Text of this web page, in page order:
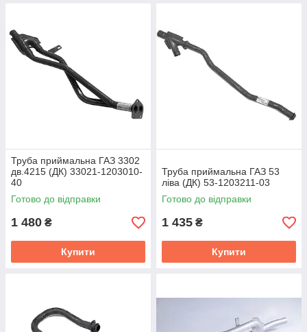
Труба приймальна ГАЗ 3302
дв.4215 (ДК) 33021-1203010-
40
Готово до відправки
1 480 ₴
Купити
Труба приймальна ГАЗ 53
ліва (ДК) 53-1203211-03
Готово до відправки
1 435 ₴
Купити